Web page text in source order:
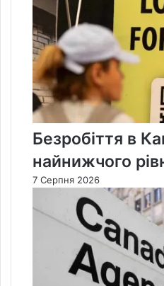
Безробіття в
найнижчого
7 Серпня 2026